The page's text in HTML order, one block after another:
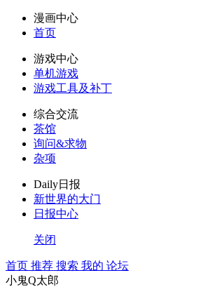
漫画中心
首页
游戏中心
单机游戏
游戏工具及补丁
综合交流
茶馆
询问&求物
杂项
Daily日报
新世界的大门
日报中心
关闭
首页 推荐 搜索 我的 论坛
小鬼Q太郎